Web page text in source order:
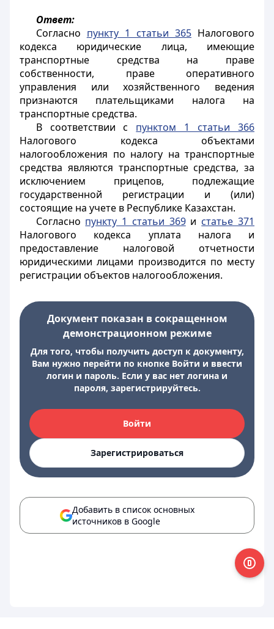
Ответ:
Согласно пункту 1 статьи 365Налогового
кодекса юридические лица, имеющие
транспортные средства на праве
собственности, праве оперативного
управления или хозяйственного ведения
признаются плательщиками налога на
транспортные средства.
В соответствии с пунктом 1 статьи 366
Налогового кодекса объектами
налогообложения по налогу на транспортные
средства являются транспортные средства, за
исключением прицепов, подлежащие
государственной регистрации и (или)
состоящие на учете в Республике Казахстан.
Согласно пункту 1 статьи 369и статье 371
Налогового кодекса уплата налога и
предоставление налоговой отчетности
юридическими лицами производится по месту
регистрации объектов налогообложения.
Документ показан в сокращенном
демонстрационном режиме
Для того, чтобы получить доступ к документу,
Вам нужно перейти по кнопке Войти и ввести
логин и пароль. Если у вас нет логина и
пароля, зарегистрируйтесь.
Войти
Зарегистрироваться
Добавить в список основных
источников в Google